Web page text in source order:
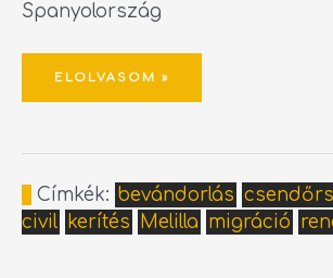
Spanyolország
ELOLVASOM »
Címkék: bevándorlás
civil kerítés Melilla migráció